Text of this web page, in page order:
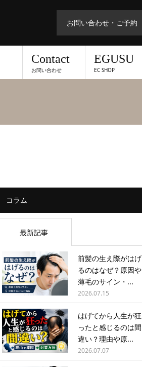
お問い合わせ・ご予約
Contact
お問い合わせ
EGUSU
EC SHOP
コラム
最新記事
前髪の生え際がはげ
るのはなぜ？原因や
薄毛のサイン・...
2026.07.15
はげてから人生が狂
ったと感じるのは間
違い？理由や原...
2026.07.07